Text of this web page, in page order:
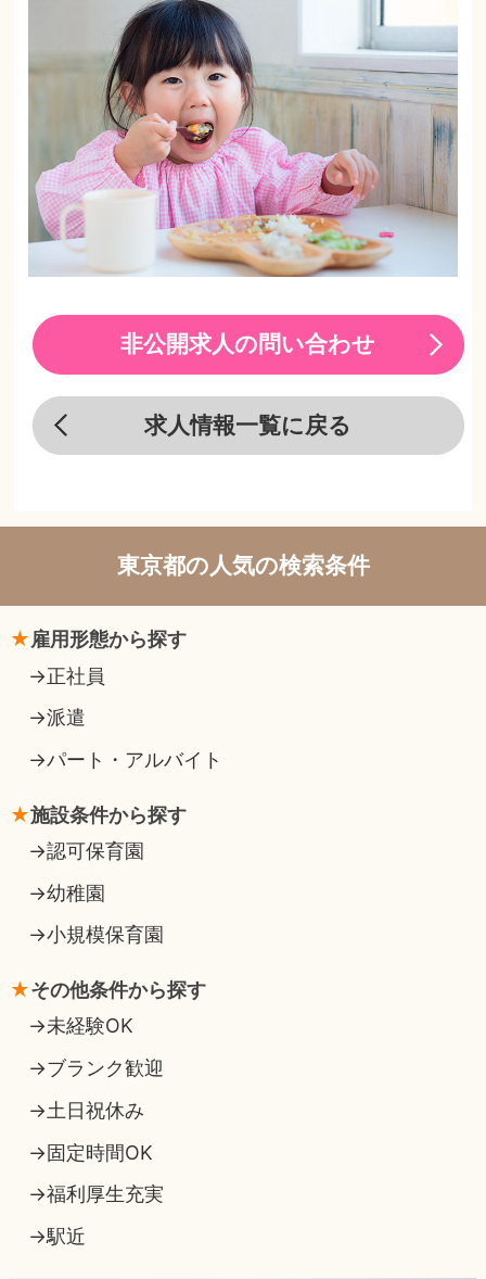
求人情報一覧に戻る
非公開求人の問い合わせ
東京都の人気の検索条件
雇用形態から探す
正社員
派遣
パート・アルバイト
施設条件から探す
認可保育園
幼稚園
小規模保育園
その他条件から探す
未経験OK
ブランク歓迎
土日祝休み
固定時間OK
福利厚生充実
駅近